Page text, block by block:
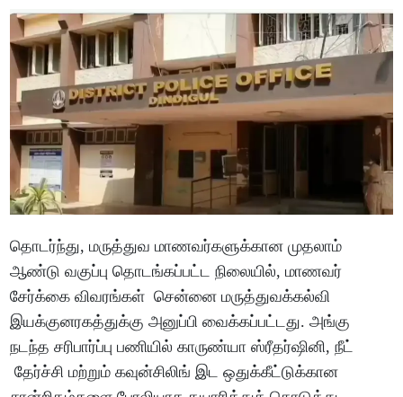
தொடர்ந்து, மருத்துவ மாணவர்களுக்கான முதலாம்
ஆண்டு வகுப்பு தொடங்கப்பட்ட நிலையில், மாணவர்
சேர்க்கை விவரங்கள் சென்னை மருத்துவக்கல்வி
இயக்குனரகத்துக்கு அனுப்பி வைக்கப்பட்டது. அங்கு
நடந்த சரிபார்ப்பு பணியில் காருண்யா ஸ்ரீதர்ஷினி, நீட்
தேர்ச்சி மற்றும் கவுன்சிலிங் இட ஒதுக்கீட்டுக்கான